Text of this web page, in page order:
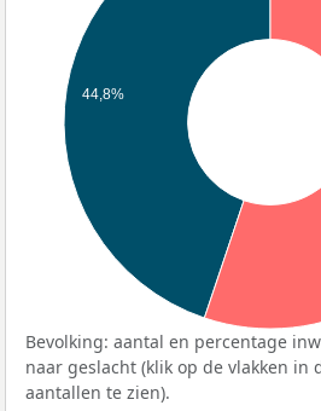
44,8%
Bevolking: aantal en percentage
naar geslacht (klik op de vlakken in
aantallen te zien).